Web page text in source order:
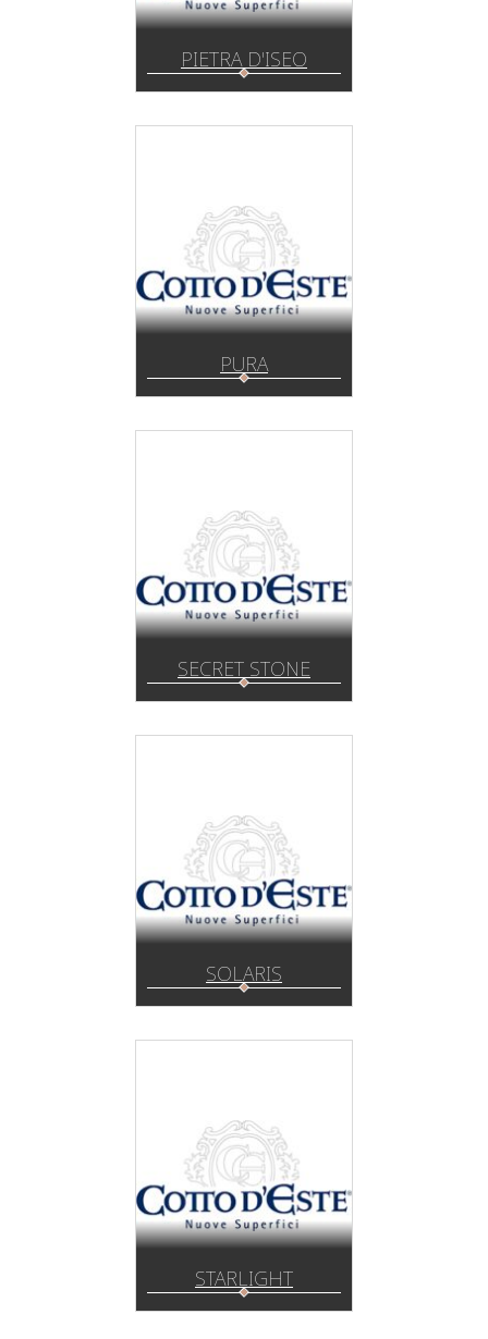
PIETRA D'ISEO
PURA
SECRET STONE
SOLARIS
STARLIGHT